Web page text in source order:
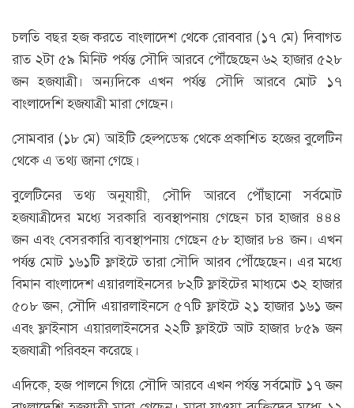
চলতি বছর হজ করতে বাংলাদেশ থেকে রোববার (১৭ মে) দিবাগত
রাত ২টা ৫৯ মিনিট পর্যন্ত সৌদি আরবে পৌঁছেছেন ৬২ হাজার ৫২৮
জন হজযাত্রী। অন্যদিকে এখন পর্যন্ত সৌদি আরবে মোট ১৭
বাংলাদেশি হজযাত্রী মারা গেছেন।
সোমবার (১৮ মে) আইটি হেল্পডেস্ক থেকে প্রকাশিত হজের বুলেটিন
থেকে এ তথ্য জানা গেছে।
বুলেটিনের তথ্য অনুযায়ী, সৌদি আরবে পৌঁছানো সর্বমোট
হজযাত্রীদের মধ্যে সরকারি ব্যবস্থাপনায় গেছেন চার হাজার ৪৪৪
জন এবং বেসরকারি ব্যবস্থাপনায় গেছেন ৫৮ হাজার ৮৪ জন। এখন
পর্যন্ত মোট ১৬১টি ফ্লাইটে তারা সৌদি আরব পৌঁছেছেন। এর মধ্যে
বিমান বাংলাদেশ এয়ারলাইনসের ৮২টি ফ্লাইটের মাধ্যমে ৩২ হাজার
৫০৮ জন, সৌদি এয়ারলাইনসে ৫৭টি ফ্লাইটে ২১ হাজার ১৬১ জন
এবং ফ্লাইনাস এয়ারলাইনসের ২২টি ফ্লাইটে আট হাজার ৮৫৯ জন
হজযাত্রী পরিবহন করেছে।
এদিকে, হজ পালনে গিয়ে সৌদি আরবে এখন পর্যন্ত সর্বমোট ১৭ জন